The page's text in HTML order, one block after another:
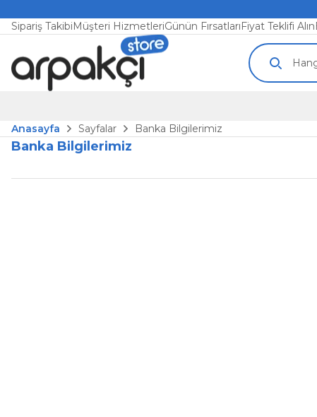
Sipariş TakibiMüşteri HizmetleriGünün FırsatlarıFiyat Teklifi Alın
Anasayfa
Sayfalar Banka Bilgilerimiz
Banka Bilgilerimiz